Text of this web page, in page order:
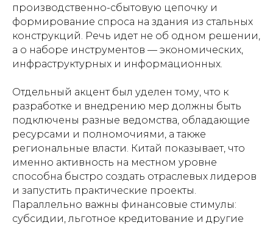
производственно-сбытовую цепочку и
формирование спроса на здания из стальных
конструкций. Речь идет не об одном решении,
а о наборе инструментов — экономических,
инфраструктурных и информационных.
Отдельный акцент был уделен тому, что к
разработке и внедрению мер должны быть
подключены разные ведомства, обладающие
ресурсами и полномочиями, а также
региональные власти. Китай показывает, что
именно активность на местном уровне
способна быстро создать отраслевых лидеров
и запустить практические проекты.
Параллельно важны финансовые стимулы:
субсидии, льготное кредитование и другие